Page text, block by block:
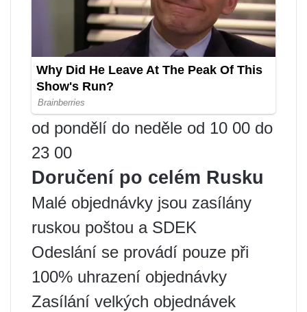
od pondělí do neděle od 10 00 do
23 00
Doručení po celém Rusku
Malé objednávky jsou zasílány
ruskou poštou a SDEK
Odeslání se provádí pouze při
100% uhrazení objednávky
Zasílání velkých objednávek